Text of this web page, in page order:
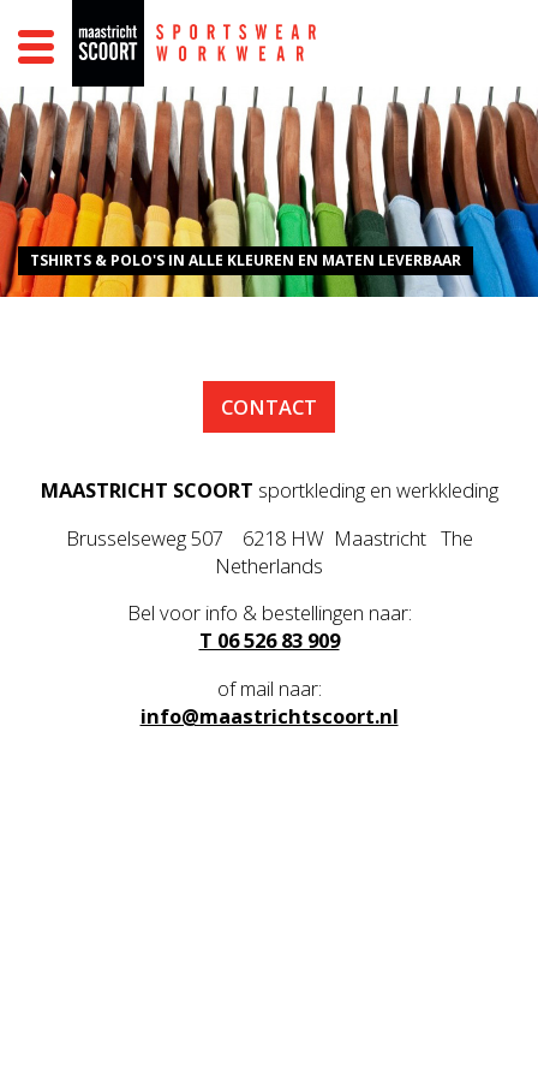
SPORT
WORK
SCHOOL
PROMO
BEDRUKKINGEN
SPONSORING
CONTACT
TSHIRTS & POLO'S IN ALLE KLEUREN EN MATEN LEVERBAAR
CONTACT
MAASTRICHT SCOORT sportkleding en werkkleding
Brusselseweg 507 6218 HW Maastricht The
Netherlands
Bel voor info & bestellingen naar:
T 06 526 83 909
of mail naar:
info@maastrichtscoort.nl